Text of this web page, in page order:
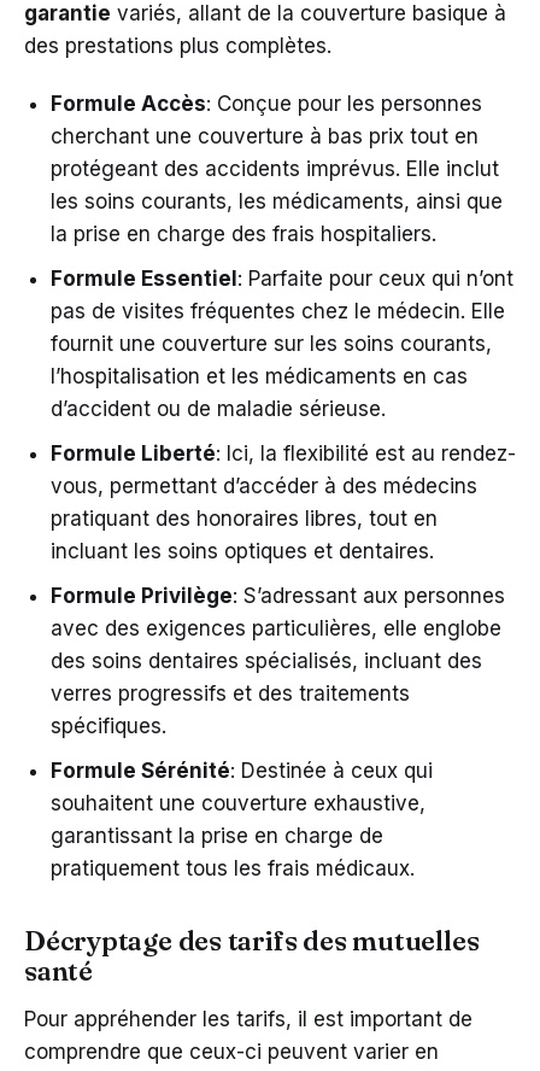
garantie variés, allant de la couverture basique à
des prestations plus complètes.
Formule Accès: Conçue pour les personnes
cherchant une couverture à bas prix tout en
protégeant des accidents imprévus. Elle inclut
les soins courants, les médicaments, ainsi que
la prise en charge des frais hospitaliers.
Formule Essentiel : Parfaite pour ceux qui n’ont
pas de visites fréquentes chez le médecin. Elle
fournit une couverture sur les soins courants,
l’hospitalisation et les médicaments en cas
d’accident ou de maladie sérieuse.
Formule Liberté: Ici, la flexibilité est au rendez-
vous, permettant d’accéder à des médecins
pratiquant des honoraires libres, tout en
incluant les soins optiques et dentaires.
Formule Privilège: S’adressant aux personnes
avec des exigences particulières, elle englobe
des soins dentaires spécialisés, incluant des
verres progressifs et des traitements
spécifiques.
Formule Sérénité: Destinée à ceux qui
souhaitent une couverture exhaustive,
garantissant la prise en charge de
pratiquement tous les frais médicaux.
Décryptage des tarifs des mutuelles
santé
Pour appréhender les tarifs, il est important de
comprendre que ceux-ci peuvent varier en